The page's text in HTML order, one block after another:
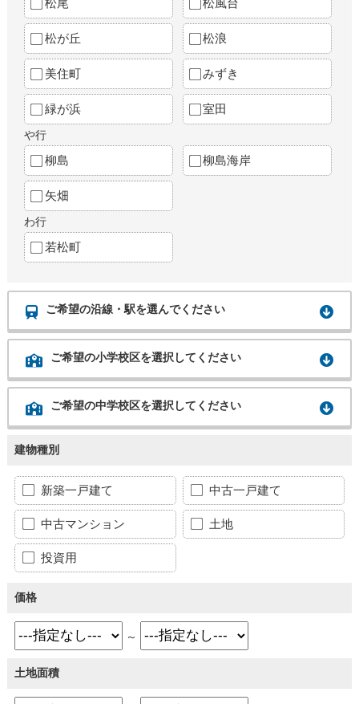
松尾 松風台
松が丘 松浪
美住町 みずき
緑が浜 室田
や行
柳島 柳島海岸
矢畑
わ行
若松町
ご希望の沿線・駅を選んでください
ご希望の小学校区を選択してください
ご希望の中学校区を選択してください
建物種別
新築一戸建て 中古一戸建て
中古マンション 土地
投資用
価格
～
土地面積